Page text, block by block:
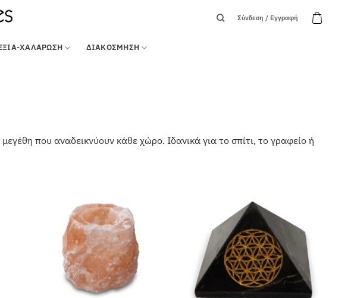
Σύνδεση / Εγγραφή
ΧΑΛΑΡΩΣΗ ΔΙΑΚΟΣΜΗΣΗ
που αναδεικνύουν κάθε χώρο. Ιδανικά για το σπίτι, το γραφείο ή